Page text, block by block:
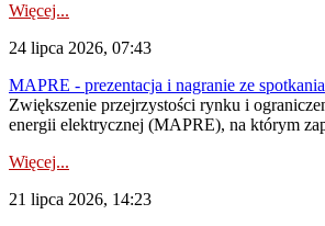
Więcej...
24 lipca 2026, 07:43
MAPRE - prezentacja i nagranie ze spotkania
Zwiększenie przejrzystości rynku i
energii elektrycznej (MAPRE), na którym
Więcej...
21 lipca 2026, 14:23